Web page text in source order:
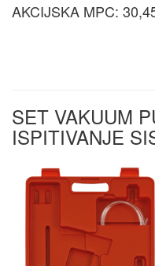
AKCIJSKA MPC:
SET VAKUUM
ISPITIVANJE